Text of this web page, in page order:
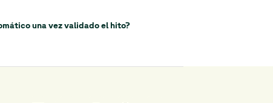
una vez validado el hito?